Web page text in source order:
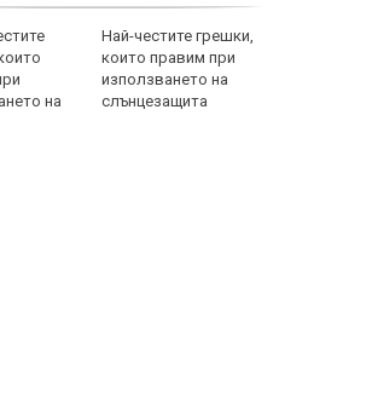
Най-честите грешки,
които правим при
използването на
слънцезащита